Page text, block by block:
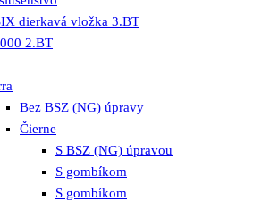
dierkavá vložka 3.BT
2.BT
Bez BSZ (NG) úpravy
Čierne
S BSZ (NG) úpravou
S gombíkom
S gombíkom